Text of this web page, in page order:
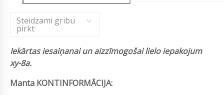
Steidzami gribu
pirkt
Iekārtas iesaiņanai un aizzīmogošai lielo iepakojum
xy-8a.
Manta KONTINFORMĀCIJA: